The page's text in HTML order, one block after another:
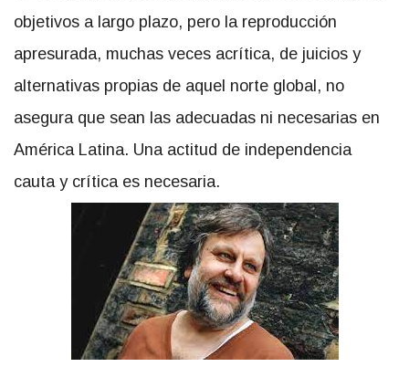
objetivos a largo plazo, pero la reproducción
apresurada, muchas veces acrítica, de juicios y
alternativas propias de aquel norte global, no
asegura que sean las adecuadas ni necesarias en
América Latina. Una actitud de independencia
cauta y crítica es necesaria.